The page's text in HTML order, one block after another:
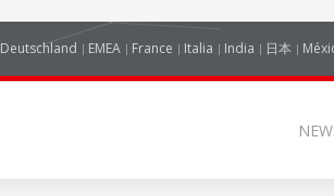
Deutschland EMEA France Italia India 日本